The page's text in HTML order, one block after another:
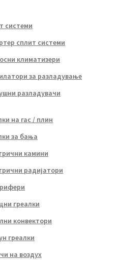
системи
сплит системи
климатизери
за разладување
разладувачи
на гас / плин
за бања
камини
радијатори
греалки
конвектори
греалки
на воздух